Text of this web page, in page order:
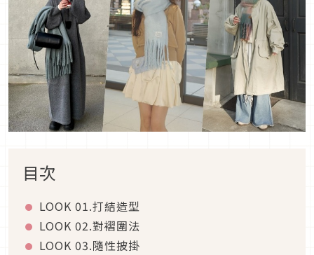
目次
LOOK 01.打結造型
LOOK 02.對褶圍法
LOOK 03.隨性披掛